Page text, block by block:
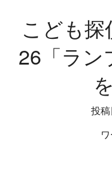
こども
26「ラン
投